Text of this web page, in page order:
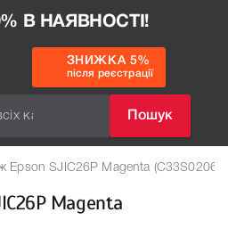
В НАЯВНОСТІ!
Пошук
ЗНИЖКА 5%
після реєстрації
Epson SJIC26P Magenta
Magenta